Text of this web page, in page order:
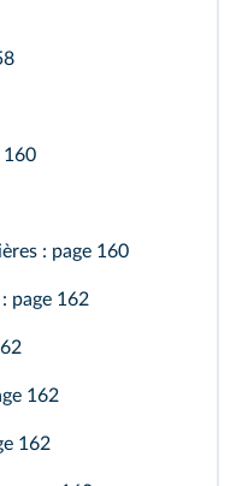
160
: page 160
: page 162
162
162